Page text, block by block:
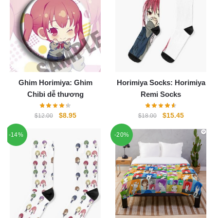
Ghim Horimiya: Ghim
Chibi dễ thương
$12.00
Original
$12.00.
$8.95Current
$8.95.
Horimiya Socks: Horimiya
Remi Socks
$18.00
Original
$18.00.
$15.45Current
$15.45.
-14% -20%